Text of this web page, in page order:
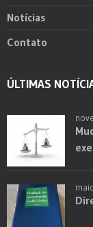
Notícias
Contato
ÚLTIMAS